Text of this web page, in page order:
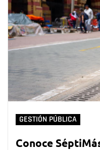
GESTIÓN PÚBLICA
Conoce